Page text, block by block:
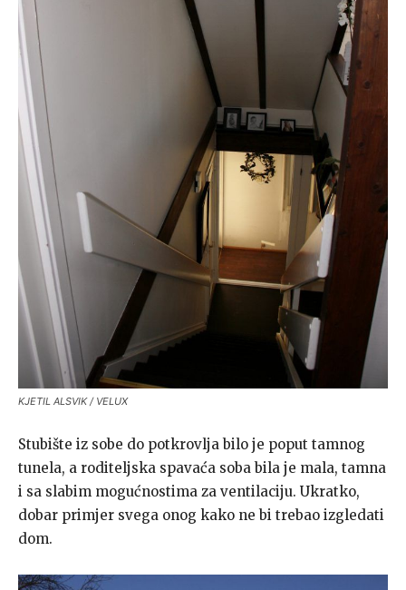
KJETIL ALSVIK / VELUX
Stubište iz sobe do potkrovlja bilo je poput tamnog
tunela, a roditeljska spavaća soba bila je mala, tamna
i sa slabim mogućnostima za ventilaciju. Ukratko,
dobar primjer svega onog kako ne bi trebao izgledati
dom.